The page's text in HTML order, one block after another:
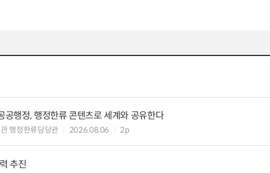
공행정, 행정한류 콘텐츠로 세계와 공유한다
행정한류담당관 2026.08.06 2p
추진